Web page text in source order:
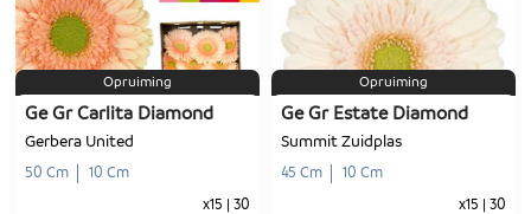
- 1 + Voeg toe 1 + Voeg toe
Opruiming
Ge Gr Carlita Diamond
Gerbera United
50 Cm 10 Cm
x15 30
Opruiming
Ge Gr Estate Diamond
Summit Zuidplas
45 Cm 10 Cm
x15 30